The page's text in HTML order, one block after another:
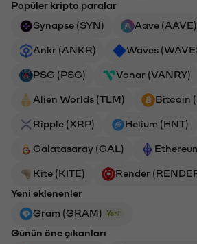
Popüler kripto paralar
Synapse (SYN)
Aave (AAVE)
Ankr (ANKR) Waves
PSG (PSG) Vanar (VANRY)
Alien Worlds (TLM) Bitcoin
Ripple (XRP) Helium (HNT)
Galatasaray (GAL)
Kite (KITE)
Render
Yeni eklenenler
Gram (GRAM)
Yeni
Günün öne çıkanları